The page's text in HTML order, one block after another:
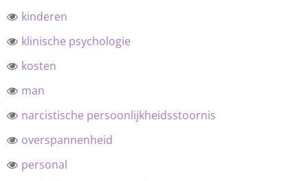
kinderen
klinische psychologie
kosten
man
narcistische persoonlijkheidsstoornis
overspannenheid
personal